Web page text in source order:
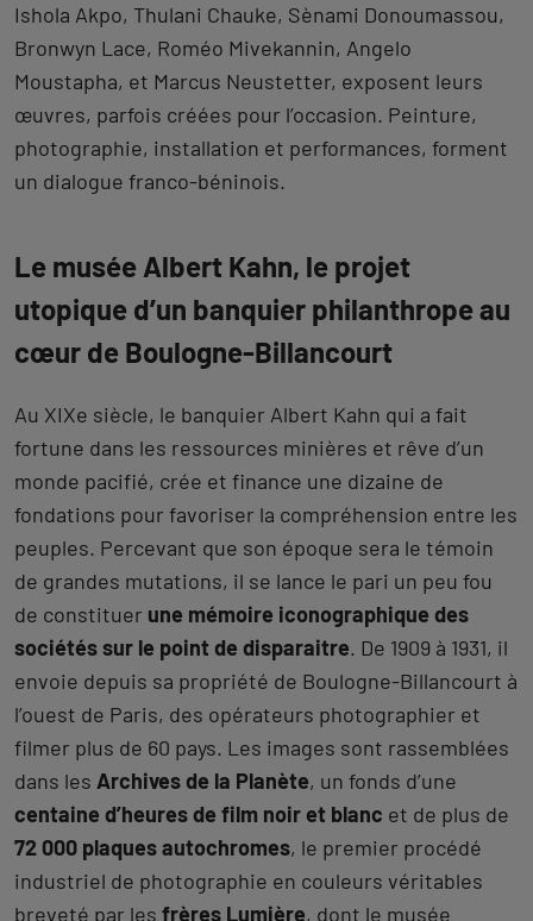
Ishola Akpo, Thulani Chauke, Sènami Donoumassou,
Bronwyn Lace, Roméo Mivekannin, Angelo
Moustapha, et Marcus Neustetter, exposent leurs
œuvres, parfois créées pour l’occasion. Peinture,
photographie, installation et performances, forment
un dialogue franco-béninois.
Le musée Albert Kahn, le projet
utopique d’un banquier philanthrope au
cœur de Boulogne-Billancourt
Au XIXe siècle, le banquier Albert Kahn qui a fait
fortune dans les ressources minières et rêve d’un
monde pacifié, crée et finance une dizaine de
fondations pour favoriser la compréhension entre les
peuples. Percevant que son époque sera le témoin
de grandes mutations, il se lance le pari un peu fou
de constituer une mémoire iconographique des
sociétés sur le point de disparaitre. De 1909 à 1931, il
envoie depuis sa propriété de Boulogne-Billancourt à
l’ouest de Paris, des opérateurs photographier et
filmer plus de 60 pays. Les images sont rassemblées
dans les Archives de la Planète, un fonds d’une
centaine d’heures de film noir et blanc et de plus de
72 000 plaques autochromes, le premier procédé
industriel de photographie en couleurs véritables
breveté par les frères Lumière, dont le musée